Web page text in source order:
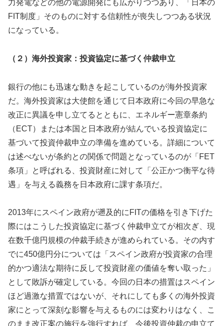
力発電などの他の電源開発にも広がりつつあり、「日本の
FIT制度」そのものに対する信頼性が喪失しつつある状況
になっている。
（２）海外投資家：投資協定に基づく仲裁申立
銀行の他にも迅速な動きを起こしているのが海外投資家
だ。海外投資家は大使館を通じて日本政府に今回の早急な
改正に異議を申し立てるとともに、エネルギー憲章条約
（ECT）または本国と日本政府が結んでいる投資協定に
基づいて投資仲裁申立の準備を進めている。詳細について
は述べないが条約との関係で問題となっているのが「FET
条項」と呼ばれる、投資財産に対して「公正かつ衡平な待
遇」を与える義務を日本政府に課す条項だ。
2013年にスペイン政府が遡及的にFITの価格を引き下げた
際にはこうした投資協定に基づく仲裁申立てが相次ぎ、現
在数千億円規模の仲裁手続きが進められている。その内す
でに450億円分については「スペイン政府が投資家の合理
的かつ適法な期待に反して投資財産の価値を奪い取った」
として敗訴が確定している。今回の日本の措置はスペイン
ほど過激な措置ではないが、それにしても多くの海外投資
家にとって深刻な影響を与えるものには変わりはなく、こ
のまま改正案の施行を強行すれば、今後投資仲裁の申立て